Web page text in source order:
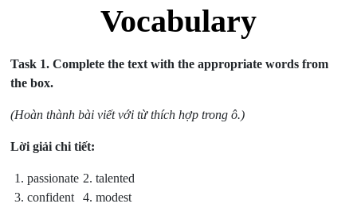
Vocabulary
Task 1. Complete the text with the appropriate words from
the box.
(Hoàn thành bài viết với từ thích hợp trong ô.)
Lời giải chi tiết:
1. passionate 2. talented
3. confident
4. modest